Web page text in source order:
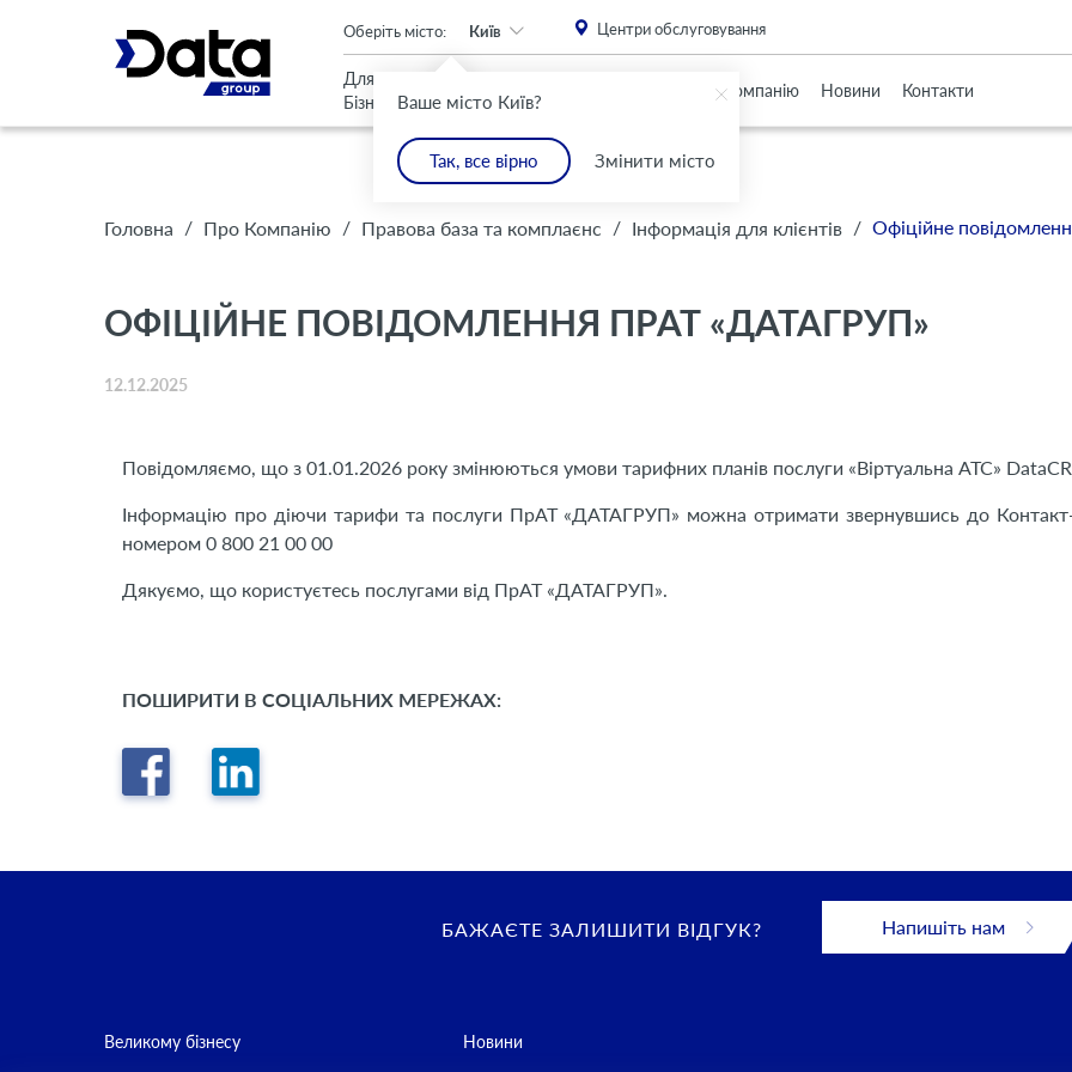
Ваше місто Київ?
Так, все вірно Змінити місто
Оберіть місто: Київ Центри обслуговування
Для
Бізнесу
Дому
Про Компанію Новини Контакти
Головна / Про Компанію / Правова база та комплаєнс / Інформація для клієнтів / Офіційне
ОФІЦІЙНЕ ПОВІДОМЛЕННЯ ПРАТ «ДАТАГРУП»
12.12.2025
Повідомляємо, що з 01.01.2026 року змінюються умови тарифних планів послуги «Віртуальна АТС»
Інформацію про діючи тарифи та послуги ПрАТ «ДАТАГРУП» можна отримати звернувшись до
номером 0 800 21 00 00
Дякуємо, що користуєтесь послугами від ПрАТ «ДАТАГРУП».
ПОШИРИТИ В СОЦІАЛЬНИХ МЕРЕЖАХ:
БАЖАЄТЕ ЗАЛИШИТИ ВІДГУК? Напишіть нам
Великому бізнесу Новини
An important update (Chrome 143) is available for your browser. Please install this critical browser update